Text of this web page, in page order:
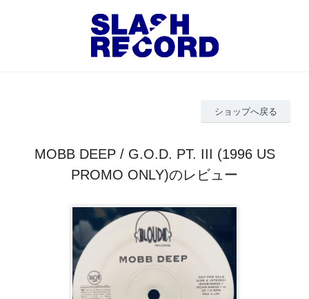
ショップへ戻る
MOBB DEEP / G.O.D. PT. III (1996 US
PROMO ONLY)のレビュー